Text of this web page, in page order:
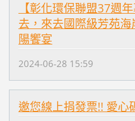
【彰化環保聯盟37週
去，來去國際級芳苑
陽饗宴
2024-06-28 15:59
邀您線上捐發票!! 愛心